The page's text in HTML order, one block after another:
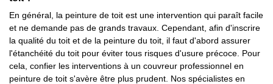
En général, la peinture de toit est une intervention qui paraît facile
et ne demande pas de grands travaux. Cependant, afin d'inscrire
la qualité du toit et de la peinture du toit, il faut d'abord assurer
l'étanchéité du toit pour éviter tous risques d'usure précoce. Pour
cela, confier les interventions à un couvreur professionnel en
peinture de toit s'avère être plus prudent. Nos spécialistes en